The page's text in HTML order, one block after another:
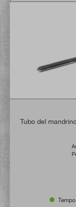
Tubo del